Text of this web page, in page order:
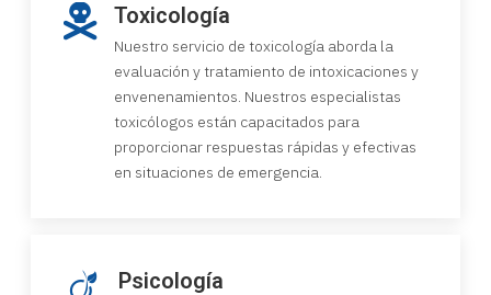
Toxicología
Nuestro servicio de toxicología aborda la
evaluación y tratamiento de intoxicaciones y
envenenamientos. Nuestros especialistas
toxicólogos están capacitados para
proporcionar respuestas rápidas y efectivas
en situaciones de emergencia.
Psicología